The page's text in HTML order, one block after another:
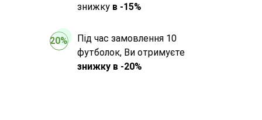
знижку в -15%
20%
Під час замовлення 10
футболок, Ви отримуєте
знижку в -20%